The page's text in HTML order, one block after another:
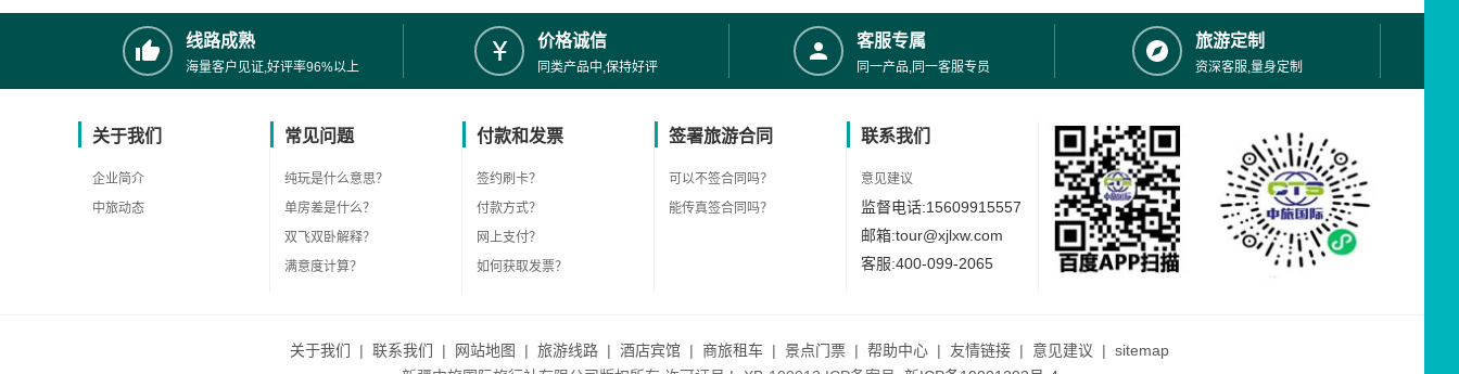
线路成熟
海量客户见证,好评率96%以上
价格诚信
同类产品中,保持好评
客服专属
同一产品,同一客服专员
旅游定制
资深客服,量身定制
关于我们
企业简介
中旅动态
常见问题
纯玩是什么意思？
单房差是什么？
双飞双卧解释？
满意度计算？
付款和发票
签约刷卡？
付款方式？
网上支付？
如何获取发票？
签署旅游合同
可以不签合同吗？
能传真签合同吗？
联系我们
意见建议
监督电话:15609915557
邮箱:tour@xjlxw.com
客服:400-099-2065
关于我们 | 联系我们 | 网站地图 | 旅游线路 | 酒店宾馆 | 商旅租车 | 景点门票 | 帮助中心 | 友情链接 | 意见建议 | sitemap